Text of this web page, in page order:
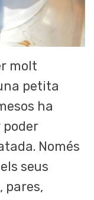
molt
petita
ha
Només
seus
pares,